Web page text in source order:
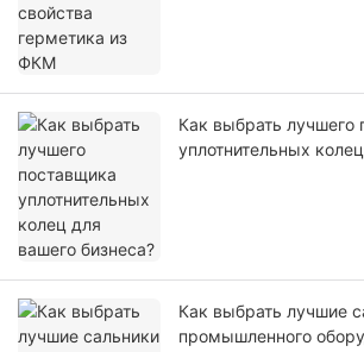
Как выбрать лучшего
уплотнительных
Как выбрать лучшие
промышленного